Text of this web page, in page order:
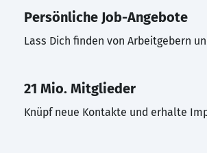
Persönliche Job-Angebote
Lass Dich finden von Arbeitgebern
21 Mio. Mitglieder
Knüpf neue Kontakte und erhalte